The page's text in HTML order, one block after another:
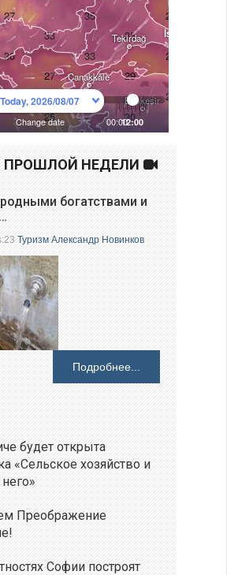
ПРОШЛОЙ НЕДЕЛИ
богатствами и
Туризм Александр Новинков
Подробнее...
будет открыта
«Сельское хозяйство и
Преображение
Софии построят